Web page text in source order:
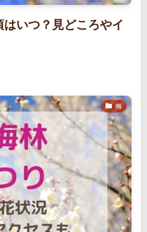
はいつ？見どころやイ
梅